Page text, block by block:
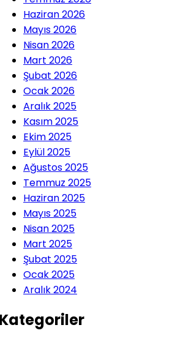
Haziran 2026
Mayıs 2026
Nisan 2026
Mart 2026
Şubat 2026
Ocak 2026
Aralık 2025
Kasım 2025
Ekim 2025
Eylül 2025
Ağustos 2025
Temmuz 2025
Haziran 2025
Mayıs 2025
Nisan 2025
Mart 2025
Şubat 2025
Ocak 2025
Aralık 2024